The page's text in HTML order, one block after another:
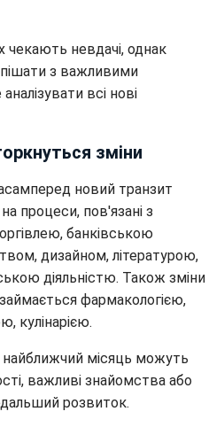
чекають невдачі, однак
з важливими
всі нові
зміни
новий транзит
процеси, пов'язані з
банківською
дизайном, літературою,
діяльністю. Також зміни
фармакологією,
кулінарією.
місяць можуть
важливі знайомства або
розвиток.